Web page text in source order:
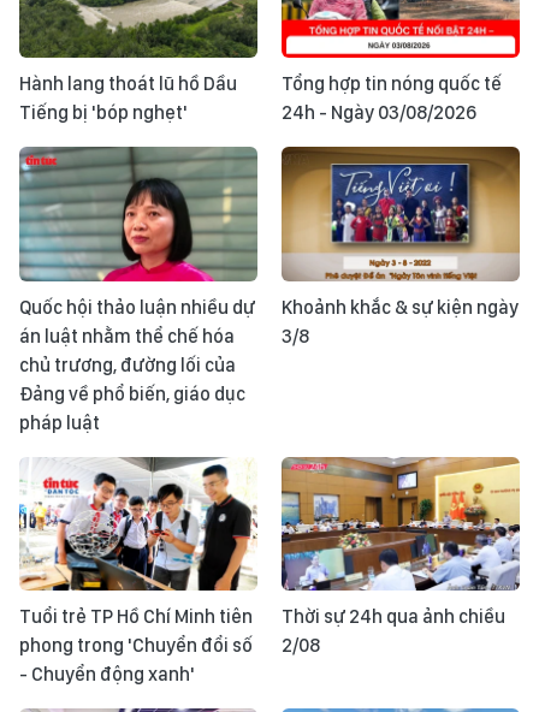
Hành lang thoát lũ hồ Dầu
Tiếng bị 'bóp nghẹt'
Tổng hợp tin nóng quốc tế
24h - Ngày 03/08/2026
Quốc hội thảo luận nhiều dự
án luật nhằm thể chế hóa
chủ trương, đường lối của
Đảng về phổ biến, giáo dục
pháp luật
Khoảnh khắc & sự kiện ngày
3/8
Tuổi trẻ TP Hồ Chí Minh tiên
phong trong 'Chuyển đổi số
- Chuyển động xanh'
Thời sự 24h qua ảnh chiều
2/08